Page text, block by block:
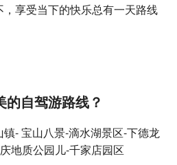
享受当下的快乐总有一天路线
自驾游路线？
- 宝山八景-滴水湖景区-下德龙
地质公园儿-千家店园区